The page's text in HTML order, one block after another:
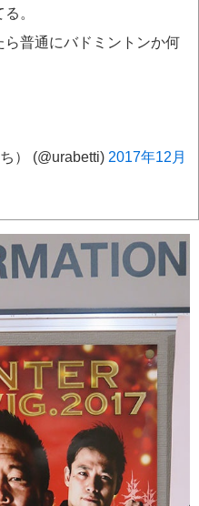
。
ら普通にバドミントンか何
） (@urabetti) 2017年12月